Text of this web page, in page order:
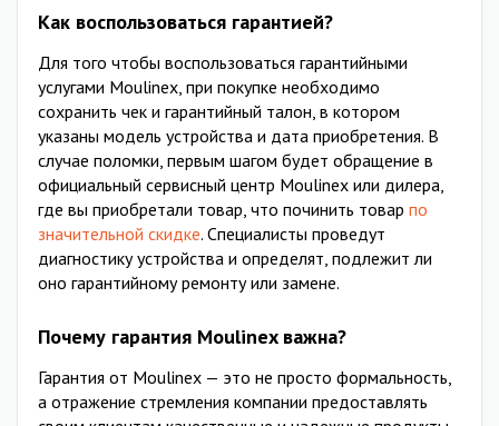
Как воспользоваться гарантией?
Для того чтобы воспользоваться гарантийными
услугами Moulinex, при покупке необходимо
сохранить чек и гарантийный талон, в котором
указаны модель устройства и дата приобретения. В
случае поломки, первым шагом будет обращение в
официальный сервисный центр Moulinex или дилера,
где вы приобретали товар, что починить товар по
значительной скидке. Специалисты проведут
диагностику устройства и определят, подлежит ли
оно гарантийному ремонту или замене.
Почему гарантия Moulinex важна?
Гарантия от Moulinex — это не просто формальность,
а отражение стремления компании предоставлять